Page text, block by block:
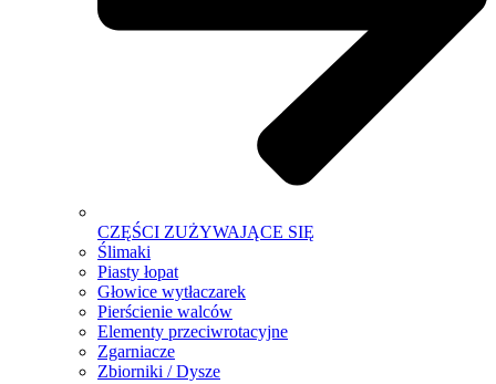
CZĘŚCI ZUŻYWAJĄCE SIĘ
Ślimaki
Piasty łopat
Głowice wytłaczarek
Pierścienie walców
Elementy przeciwrotacyjne
Zgarniacze
Zbiorniki / Dysze